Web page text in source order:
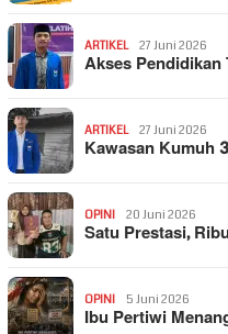
ARTIKEL 27 Juni 2026
Akses
ARTIKEL 27 Juni 2026
Kawasan Kumuh
OPINI 20 Juni 2026
Satu Prestasi,
OPINI 5 Juni 2026
Ibu Pertiwi